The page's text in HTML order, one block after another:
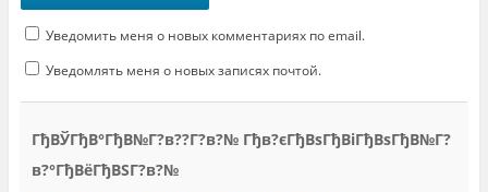
Уведомить меня о новых комментариях по email.
Уведомлять меня о новых записях почтой.
ГђВЎГђВ°ГђВ№Г?в??Г?в?№ Гђв?єГђВѕГђВіГђВѕГђВ№Г?
в?°ГђВёГђВЅГ?в?№